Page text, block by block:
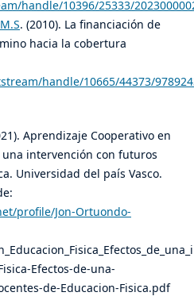
handle/10396/25333/
. (2010). La financiación de
hacia la cobertura
handle/10665/44373/
Aprendizaje Cooperativo en
una intervención con futuros
Universidad del país Vasco.
profile/Jon-Ortuondo-
Efectos-de-una-
de-Educacion-Fisica.pdf